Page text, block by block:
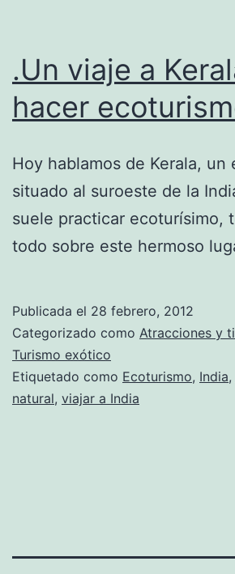
.Un viaje a
hacer
Hoy hablamos de Kerala, un
situado al suroeste de la
suele practicar ecoturísimo,
todo sobre este hermoso
Publicada el 28 febrero, 2012
Categorizado como Atracciones y
Turismo exótico
Etiquetado como Ecoturismo, India,
natural, viajar a India